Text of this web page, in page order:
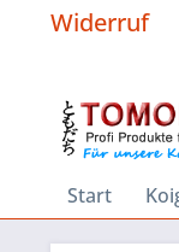
Widerruf
Start